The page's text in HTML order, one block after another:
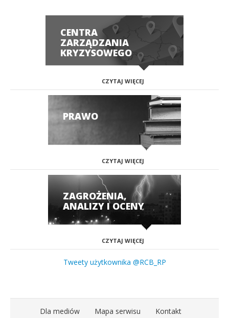
CENTRA
ZARZĄDZANIA
KRYZYSOWEGO
CZYTAJ WIĘCEJ
PRAWO
CZYTAJ WIĘCEJ
ZAGROŻENIA,
ANALIZY I OCENY
CZYTAJ WIĘCEJ
Tweety użytkownika @RCB_RP
Dla mediów Mapa serwisu Kontakt